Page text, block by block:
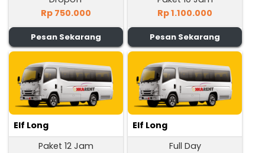
Rp 750.000
Pesan Sekarang
Rp 1.100.000
Pesan Sekarang
Elf Long
Paket 12 Jam
Elf Long
Full Day